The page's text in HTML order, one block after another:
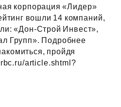
корпорация «Лидер»
вошли 14 компаний,
«Дон‑Строй Инвест»,
Групп». Подробнее
пройдя
article.shtml?